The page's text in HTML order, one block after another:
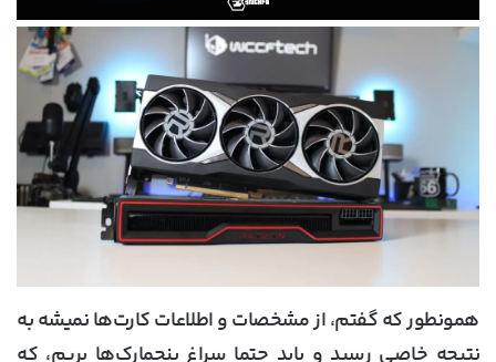
همونطور که گفتم، از مشخصات و اطلاعات کارت‌ها نمیشه به
نتیجه خاصی رسید و باید حتما سراغ بنچمارک‌ها بریم، که